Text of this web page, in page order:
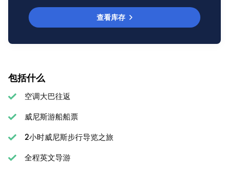
查看库存
包括什么
空调大巴往返
威尼斯游船船票
2小时威尼斯步行导览之旅
全程英文导游